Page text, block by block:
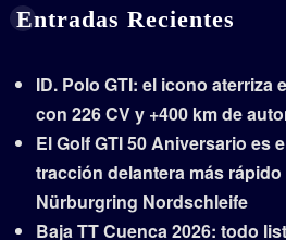
Entradas Recientes
ID. Polo GTI: el icono aterriza
con 226 CV y +400 km de
El Golf GTI 50 Aniversario es
tracción delantera más
Nürburgring Nordschleife
Baja TT Cuenca 2026: todo